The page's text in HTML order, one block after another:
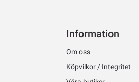
Information
Om oss
Köpvilkor / Integritet